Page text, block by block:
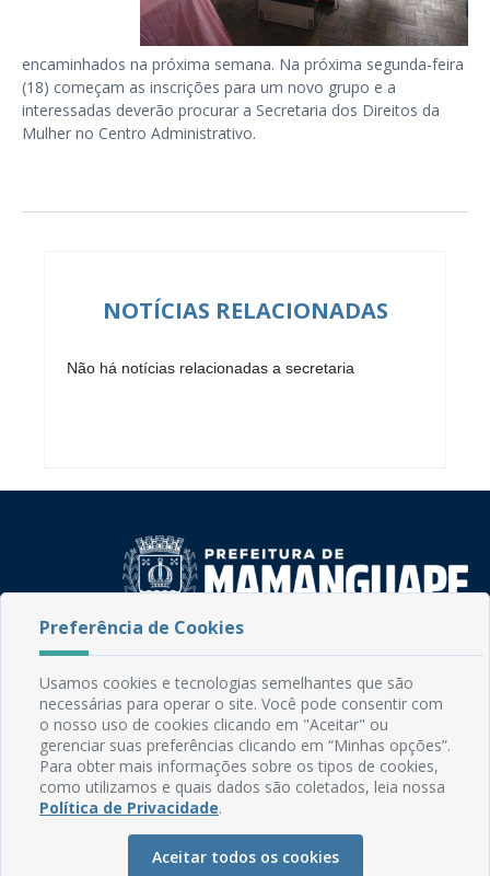
encaminhados na próxima semana. Na próxima segunda-feira
(18) começam as inscrições para um novo grupo e a
interessadas deverão procurar a Secretaria dos Direitos da
Mulher no Centro Administrativo.
NOTÍCIAS RELACIONADAS
Não há notícias relacionadas a secretaria
Rua do Imperador, 78, Centro
CEP: 58.280-000 - Mamanguape/PB
Fone: (83) 3292-2246
Email: comunicacao@mamanguape.pb.gov.br
Expediente: Segunda à Sexta, das 08h às 13h
Mapa do Site
Manual de Navegação
Preferência de Cookies
Usamos cookies e tecnologias semelhantes que são
necessárias para operar o site. Você pode consentir com
o nosso uso de cookies clicando em "Aceitar" ou
gerenciar suas preferências clicando em “Minhas opções”.
Para obter mais informações sobre os tipos de cookies,
como utilizamos e quais dados são coletados, leia nossa
Política de Privacidade.
Aceitar todos os cookies